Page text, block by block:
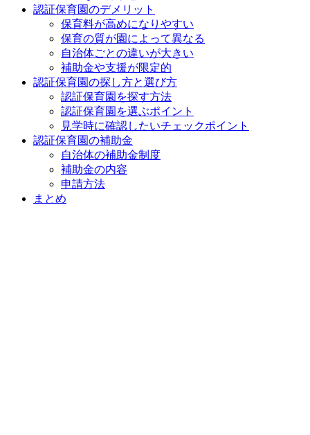
認証保育園のデメリット
保育料が高めになりやすい
保育の質が園によって異なる
自治体ごとの違いが大きい
補助金や支援が限定的
認証保育園の探し方と選び方
認証保育園を探す方法
認証保育園を選ぶポイント
見学時に確認したいチェックポイント
認証保育園の補助金
自治体の補助金制度
補助金の内容
申請方法
まとめ